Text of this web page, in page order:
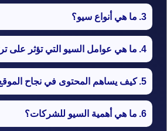
ما هي أنواع سيو؟
​ما هي عوامل السيو التي تؤثر على
كيف يساهم المحتوى في نجاح
ما هي أهمية السيو للشركات؟